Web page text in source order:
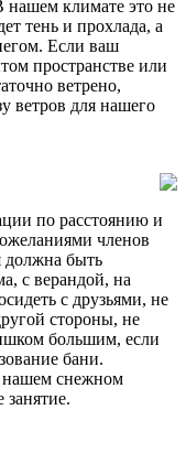
нашем климате это не
тень и прохлада, а
Если ваш
пространстве или
ветрено,
ветров для нашего
по расстоянию и
членов
должна быть
с верандой, на
с друзьями, не
стороны, не
большим, если
бани.
нашем снежном
занятие.